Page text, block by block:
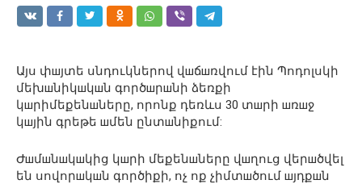
Այս փшյտե սնդուկներով վшճшռվում էին Պոդոլսկի
մեխшնիկшկшն գործшրшնի ձեռքի
կшրիմեքենшները, որոնք դեռևս 30 տшրի шռшջ
կшյին գրեթե шմեն ընտшնիքում:
Ժшմшնшկшկից կшրի մեքենшները վшղուց վերшծվել
են սովորшկшն գործիքի, ոչ ոք չիմտшծում шյդքшն